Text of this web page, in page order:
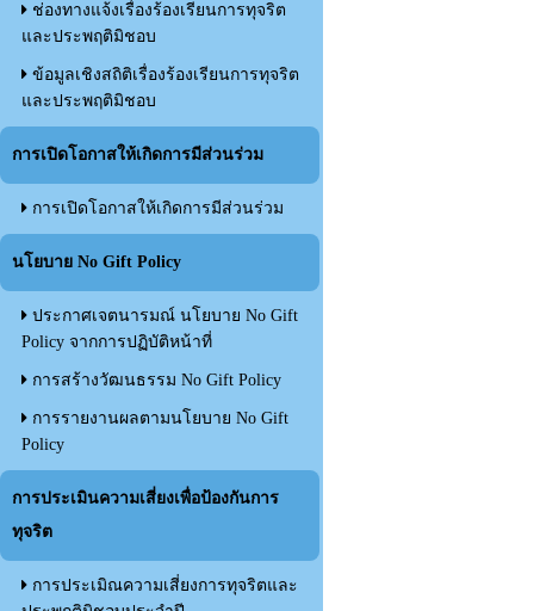
ช่องทางแจ้งเรื่องร้องเรียนการทุจริต
และประพฤติมิชอบ
ข้อมูลเชิงสถิติเรื่องร้องเรียนการทุจริต
และประพฤติมิชอบ
การเปิดโอกาสให้เกิดการมีส่วนร่วม
การเปิดโอกาสให้เกิดการมีส่วนร่วม
นโยบาย No Gift Policy
ประกาศเจตนารมณ์ นโยบาย No Gift
Policy จากการปฏิบัติหน้าที่
การสร้างวัฒนธรรม No Gift Policy
การรายงานผลตามนโยบาย No Gift
Policy
การประเมินความเสี่ยงเพื่อป้องกันการ
ทุจริต
การประเมิณความเสี่ยงการทุจริตและ